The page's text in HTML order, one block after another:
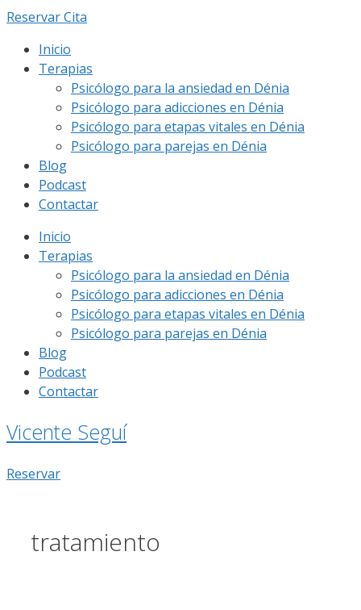
Reservar Cita
Inicio
Terapias
Psicólogo para la ansiedad en Dénia
Psicólogo para adicciones en Dénia
Psicólogo para etapas vitales en Dénia
Psicólogo para parejas en Dénia
Blog
Podcast
Contactar
Inicio
Terapias
Psicólogo para la ansiedad en Dénia
Psicólogo para adicciones en Dénia
Psicólogo para etapas vitales en Dénia
Psicólogo para parejas en Dénia
Blog
Podcast
Contactar
Vicente Seguí
Reservar
tratamiento